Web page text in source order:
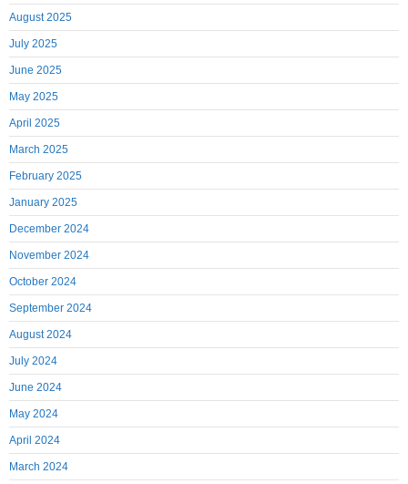
August 2025
July 2025
June 2025
May 2025
April 2025
March 2025
February 2025
January 2025
December 2024
November 2024
October 2024
September 2024
August 2024
July 2024
June 2024
May 2024
April 2024
March 2024